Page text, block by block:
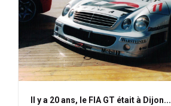
Il y a 20 ans, le FIA GT était à Dijon...